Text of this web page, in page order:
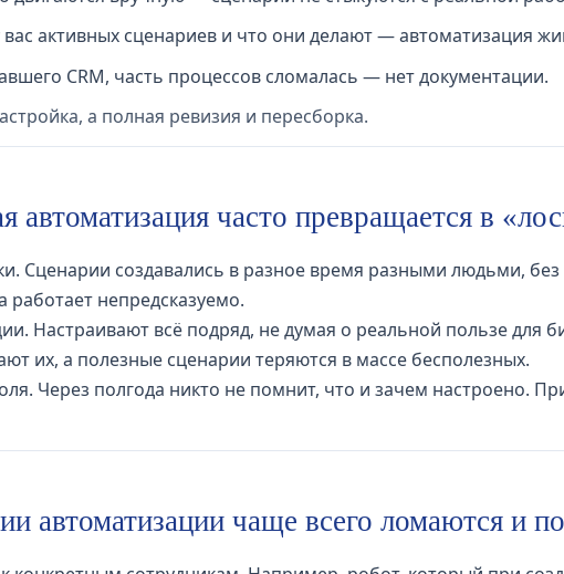
активных сценариев и что они делают — автоматизация
CRM, часть процессов сломалась — нет документации.
а полная ревизия и пересборка.
автоматизация часто превращается в
Сценарии создавались в разное время разными людьми,
работает непредсказуемо.
Настраивают всё подряд, не думая о реальной пользе для
их, а полезные сценарии теряются в массе бесполезных.
Через полгода никто не помнит, что и зачем настроено.
автоматизации чаще всего ломаются и